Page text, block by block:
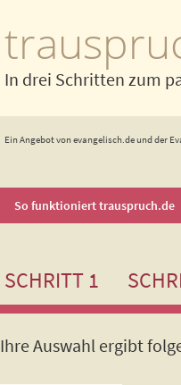
In drei Schritten zum
Ein Angebot von evangelisch.de und der
So funktioniert trauspruch.de
SCHRITT 1
Ihre Auswahl ergibt